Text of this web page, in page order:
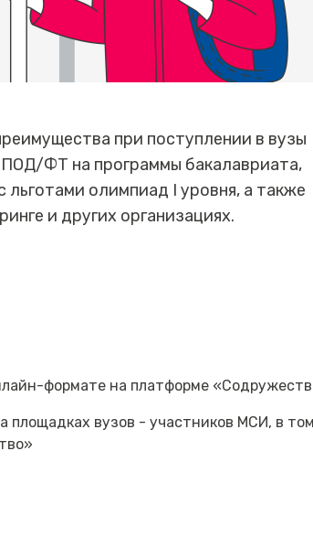
при поступлении в вузы
ФТ на программы бакалавриата,
олимпиад I уровня, а также
и других организациях.
формате на платформе
площадках вузов - участников МСИ, в